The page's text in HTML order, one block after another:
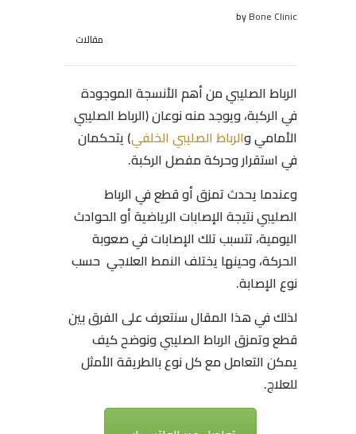
byBone Clinic
مقالات
الرباط الصليبي من أهم الأنسجة الموجودة
في الركبة، ويوجد منه نوعان (الرباط الصليبي
الأمامي والرباط الصليبي الخلفي) يتحكمان
في استقرار وحركة مفصل الركبة.
وعندما يحدث تمزق أو قطع في الرباط
الصليبي نتيجة الإصابات الرياضية أو الحوادث
اليومية، تتسبب تلك الإصابات في صعوبة
الحركة، وحينها يختلف النمط العلاجي حسب
نوع الإصابة.
لذلك في هذا المقال سنتعرف على الفرق بين
قطع وتمزق الرباط الصليبي ونوضح كيف
يمكن التعامل مع كل نوع بالطريقة الأمثل
للعلاج.